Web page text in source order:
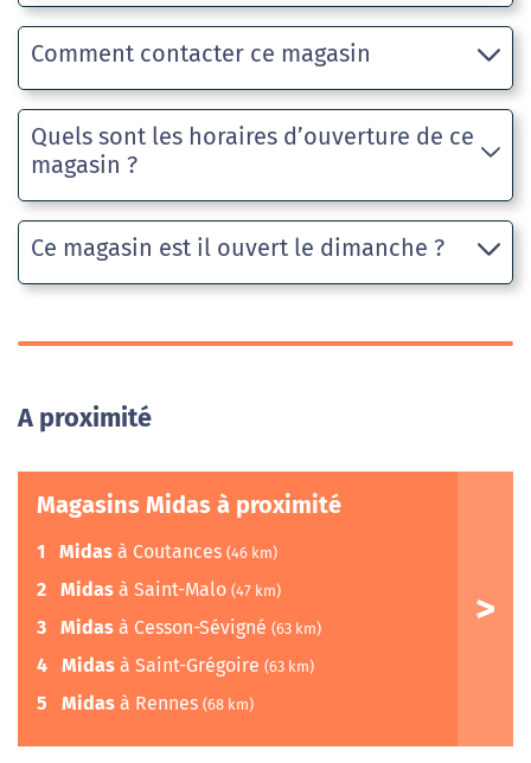
Comment contacter ce magasin
Quels sont les horaires d’ouverture de ce
magasin ?
Ce magasin est il ouvert le dimanche ?
A proximité
Magasins Midas à proximité
1 Midas à Coutances (46 km)
2 Midas à Saint-Malo (47 km)
3 Midas à Cesson-Sévigné (63 km)
4 Midas à Saint-Grégoire (63 km)
5 Midas à Rennes (68 km)